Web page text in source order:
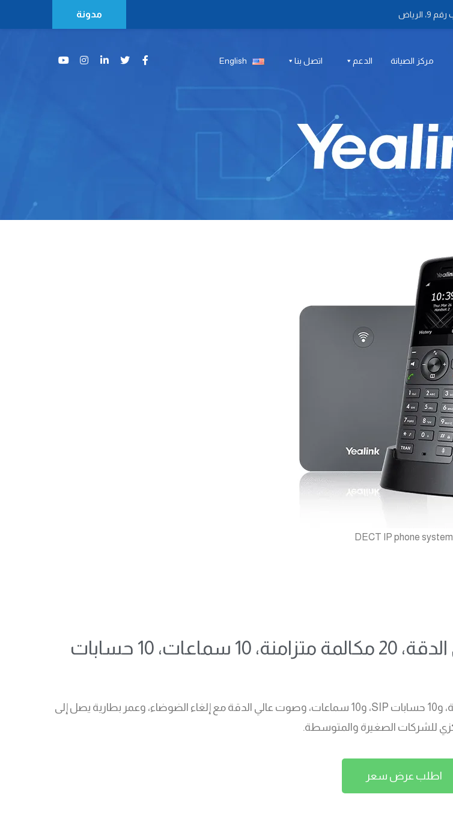
مدونة
مركز الصيانة الدعم اتصل بنا English
DECT IP phone system
نظام هاتف IP بتقنية DECT، صوت عالي الدقة، 20 مكالمة متزامنة، 10 سماعات، 10 حسابات
يدعم نظام الهاتف يالينك W73P DECT IP ما يصل إلى 20 مكالمة متزامنة، و10 حسابات SIP، و10 سماعات، وصوت عالي الدقة مع إلغاء الضوضاء، وعمر بطارية يصل إلى
اطلب عرض سعر